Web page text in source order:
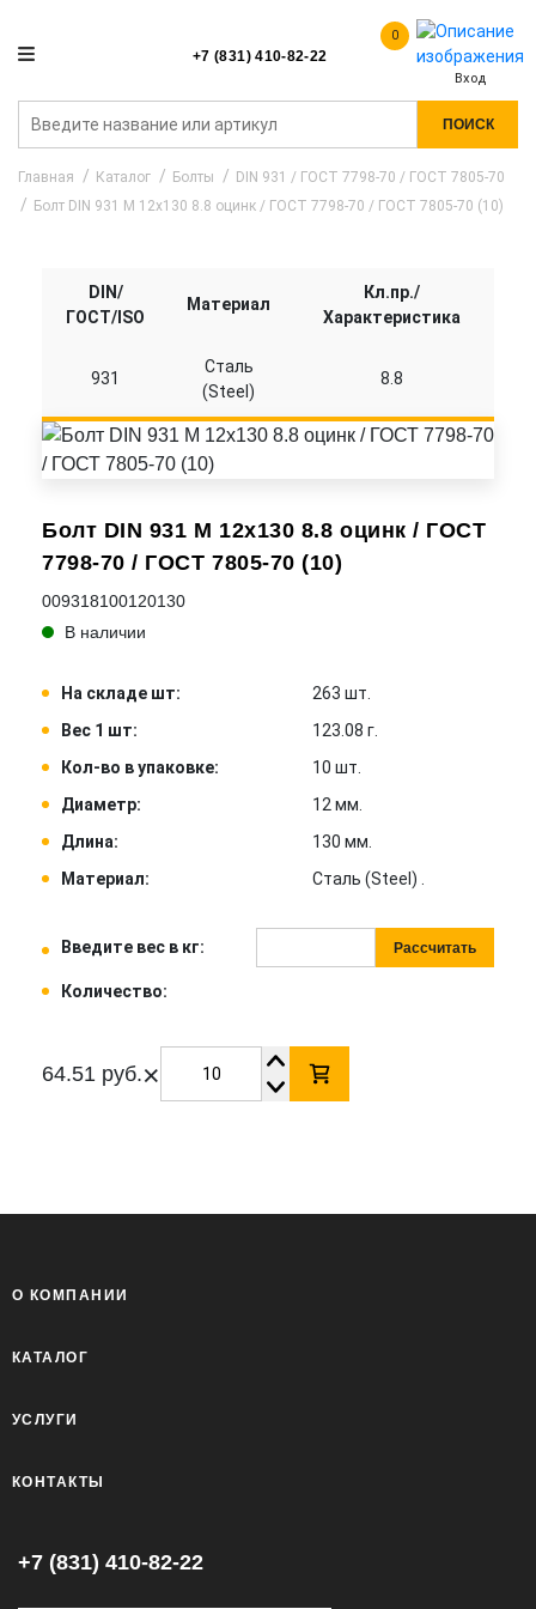
+7 (831) 410-82-22
0
Вход
ПОИСК
Главная Каталог Болты
DIN 931 / ГОСТ 7798-70 / ГОСТ 7805-70
Болт DIN 931 M 12x130 8.8 оцинк / ГОСТ 7798-70 / ГОСТ 7805-70 (10)
Болт DIN 931 M 12x130 8.8 оцинк / ГОСТ
7798-70 / ГОСТ 7805-70 (10)
009318100120130
В наличии
На складе шт:
263 шт.
Вес 1 шт:
123.08 г.
Кол-во в упаковке:
10 шт.
Диаметр:
12 мм.
Длина:
130 мм.
Материал:
Сталь (Steel) .
Введите вес в кг: Рассчитать
Количество:
64.51 руб.×
DIN/
ГОСТ/ISO
Материал
Кл.пр./
Характеристика
931
Сталь
(Steel)
8.8
О КОМПАНИИ
КАТАЛОГ
УСЛУГИ
КОНТАКТЫ
+7 (831) 410-82-22